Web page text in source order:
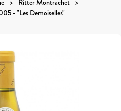
Ritter Montrachet
- "Les Demoiselles"